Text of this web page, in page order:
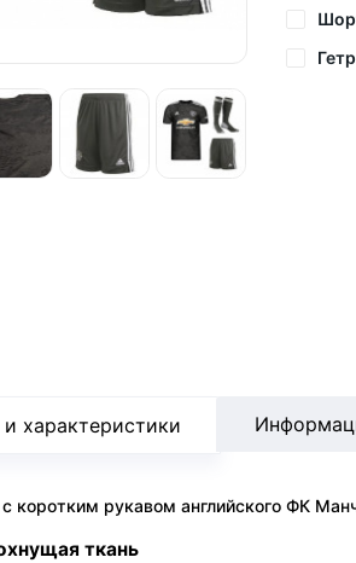
характеристики
коротким рукавом английского ФК
ткань